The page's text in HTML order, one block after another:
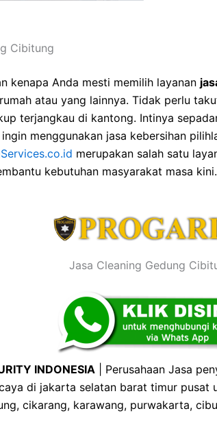
Cibitung
kenapa Anda mesti memilih layanan
atau yang lainnya. Tidak perlu
terjangkau di kantong. Intinya
menggunakan jasa kebersihan
merupakan salah satu
kebutuhan masyarakat masa
Jasa Cleaning Gedung
INDONESIA | Perusahaan Jasa
di jakarta selatan barat timur pusat
cikarang, karawang, purwakarta,